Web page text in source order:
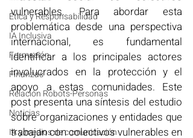
Ética y Responsabilidad
IA Inclusiva
Formación
Finanzas
Relación Robots-Personas
Noticias
IA y medios de comunicación
vulnerables. Para abordar esta
problemática desde una perspectiva
internacional, es fundamental
identificar a los principales actores
involucrados en la protección y el
apoyo a estas comunidades. Este
post presenta una síntesis del estudio
sobre organizaciones y entidades que
trabajan con colectivos vulnerables en